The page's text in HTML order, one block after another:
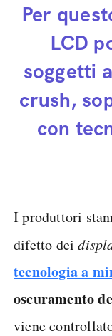
Per
LCD
soggetti
crush,
con
I produttori
difetto dei
tecnologia a
oscuramento
viene